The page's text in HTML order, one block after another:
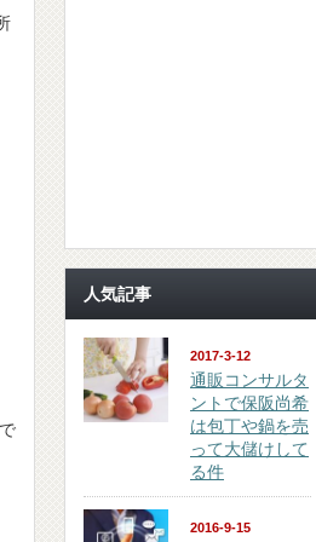
人気記事
2017-3-12
通販コンサルタ
ントで保阪尚希
は包丁や鍋を売
って大儲けして
る件
2016-9-15